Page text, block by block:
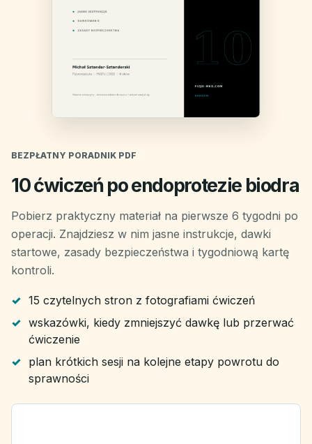
BEZPŁATNY PORADNIK PDF
10 ćwiczeń po endoprotezie biodra
Pobierz praktyczny materiał na pierwsze 6 tygodni po
operacji. Znajdziesz w nim jasne instrukcje, dawki
startowe, zasady bezpieczeństwa i tygodniową kartę
kontroli.
15 czytelnych stron z fotografiami ćwiczeń
wskazówki, kiedy zmniejszyć dawkę lub przerwać
ćwiczenie
plan krótkich sesji na kolejne etapy powrotu do
sprawności